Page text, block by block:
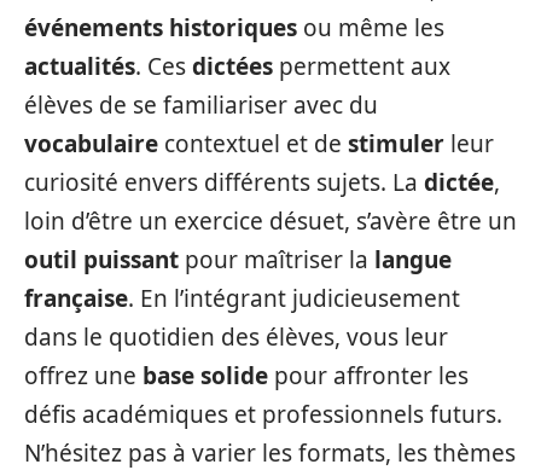
événements historiques ou même les
actualités. Cesdictées permettent aux
élèves de se familiariser avec du
vocabulaire contextuel et de stimuler leur
curiosité envers différents sujets. La dictée,
loin d’être un exercice désuet, s’avère être un
outil puissant pour maîtriser la langue
française. En l’intégrant judicieusement
dans le quotidien des élèves, vous leur
offrez une base solide pour affronter les
défis académiques et professionnels futurs.
N’hésitez pas à varier les formats, les thèmes